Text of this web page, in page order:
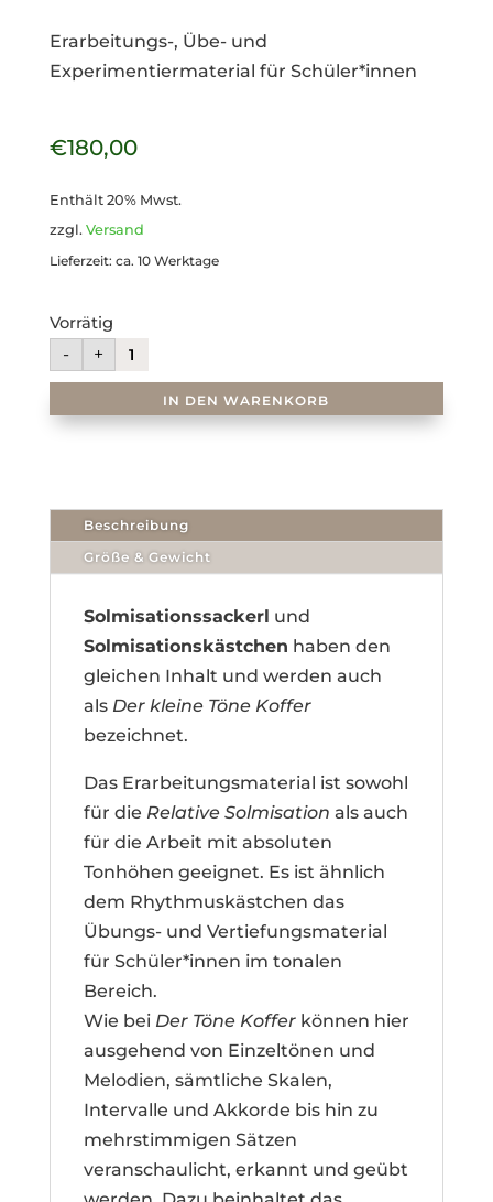
Erarbeitungs-, Übe- und
Experimentiermaterial für Schüler*innen
€180,00
Enthält 20% Mwst.
zzgl. Versand
Lieferzeit: ca. 10 Werktage
Vorrätig
-
Solmisationssackerl
Menge
+
IN DEN WARENKORB
Beschreibung
Größe & Gewicht
Solmisationssackerl und
Solmisationskästchen haben den
gleichen Inhalt und werden auch
als Der kleine Töne Koffer
bezeichnet.
Das Erarbeitungsmaterial ist sowohl
für die Relative Solmisation als auch
für die Arbeit mit absoluten
Tonhöhen geeignet. Es ist ähnlich
dem Rhythmuskästchen das
Übungs- und Vertiefungsmaterial
für Schüler*innen im tonalen
Bereich.
Wie bei Der Töne Kofferkönnen hier
ausgehend von Einzeltönen und
Melodien, sämtliche Skalen,
Intervalle und Akkorde bis hin zu
mehrstimmigen Sätzen
veranschaulicht, erkannt und geübt